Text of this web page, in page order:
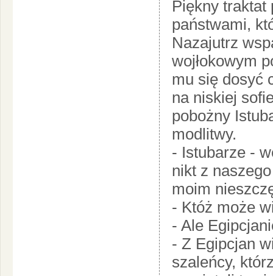
Piękny traktat
państwami,
Nazajutrz
wojłokowym
mu się dosyć
na niskiej
pobożny
modlitwy.
- Istubarze -
nikt z
moim
- Któż może
- Ale
- Z Egipcjan
szaleńcy,